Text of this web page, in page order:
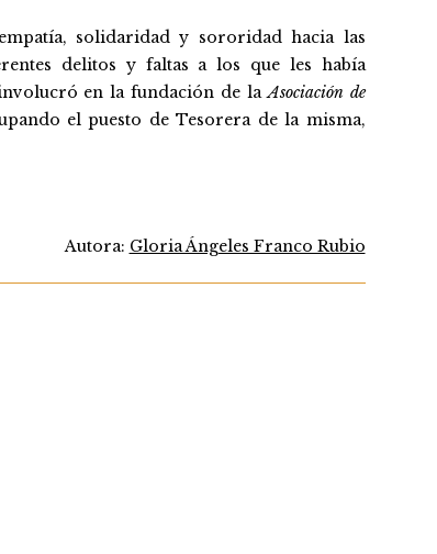
solidaridad y sororidad hacia las
delitos y faltas a los que les había
en la fundación de laAsociación de
el puesto de Tesorera de la misma,
Autora: Gloria Ángeles Franco Rubio